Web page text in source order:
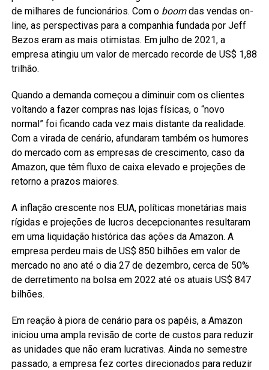
de milhares de funcionários. Com o boomdas vendas on-
line, as perspectivas para a companhia fundada por Jeff
Bezos eram as mais otimistas. Em julho de 2021, a
empresa atingiu um valor de mercado recorde de US$ 1,88
trilhão.
Quando a demanda começou a diminuir com os clientes
voltando a fazer compras nas lojas físicas, o “novo
normal” foi ficando cada vez mais distante da realidade.
Com a virada de cenário, afundaram também os humores
do mercado com as empresas de crescimento, caso da
Amazon, que têm fluxo de caixa elevado e projeções de
retorno a prazos maiores.
A inflação crescente nos EUA, políticas monetárias mais
rígidas e projeções de lucros decepcionantes resultaram
em uma liquidação histórica das ações da Amazon. A
empresa perdeu mais de US$ 850 bilhões em valor de
mercado no ano até o dia 27 de dezembro, cerca de 50%
de derretimento na bolsa em 2022 até os atuais US$ 847
bilhões.
Em reação à piora de cenário para os papéis, a Amazon
iniciou uma ampla revisão de corte de custos para reduzir
as unidades que não eram lucrativas. Ainda no semestre
passado, a empresa fez cortes direcionados para reduzir